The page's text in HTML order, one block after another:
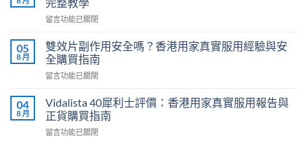
香
港
家
實
與
貨
購
買
威
而
評
價：
香
港
家
真
服
在
利
勁
幾
時
最
有
效？
2026
留言功能已關閉
05
8 月
雙效片副作用安全嗎？香港用家真實服用經驗與安
全購買指南
在
效
片
副
作
留言功能已關閉
04
8 月
Vidalista 40犀利士評價：香港用家真實服用報告與
正貨購買指南
在
留言功能已關閉